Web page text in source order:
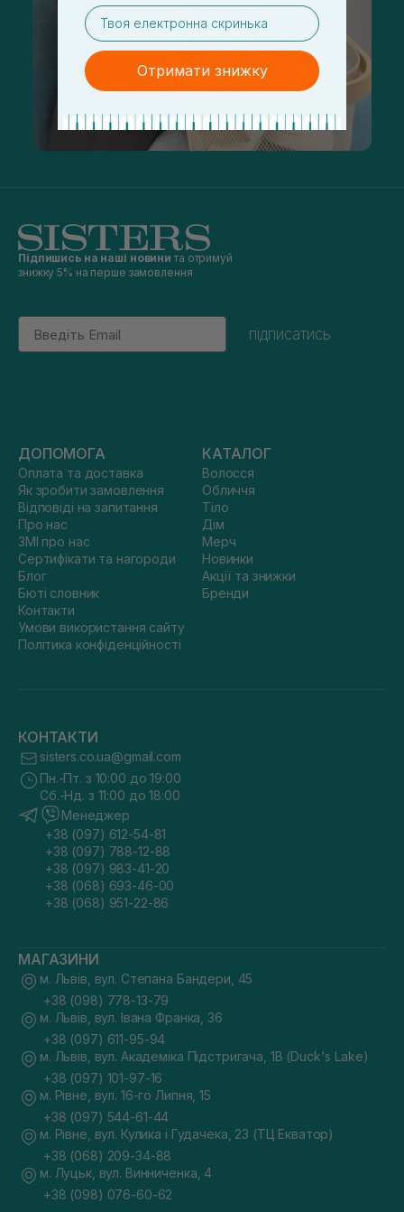
Підпишись на наші новини та отримуй
знижку 5% на перше замовлення
Email
підписатись
ДОПОМОГА
Оплата та доставка
Як зробити замовлення
Відповіді на запитання
Про нас
ЗМІ про нас
Сертифікати та нагороди
Блог
Бюті словник
Контакти
Умови використання сайту
Політика конфіденційності
КАТАЛОГ
Волосся
Обличчя
Тіло
Дім
Мерч
Новинки
Акції та знижки
Бренди
КОНТАКТИ
sisters.co.ua@gmail.com
Пн.-Пт. з 10:00 до 19:00
Сб.-Нд. з 11:00 до 18:00
Менеджер
+38 (097) 612-54-81
+38 (097) 788-12-88
+38 (097) 983-41-20
+38 (068) 693-46-00
+38 (068) 951-22-86
МАГАЗИНИ
м. Львів, вул. Степана Бандери, 45
+38 (098) 778-13-79
м. Львів, вул. Івана Франка, 36
+38 (097) 611-95-94
м. Львів, вул. Академіка Підстригача, 1В (Duck's Lake)
+38 (097) 101-97-16
м. Рівне, вул. 16-го Липня, 15
+38 (097) 544-61-44
м. Рівне, вул. Кулика і Гудачека, 23 (ТЦ Екватор)
+38 (068) 209-34-88
м. Луцьк, вул. Винниченка, 4
+38 (098) 076-60-62
email
Отримати знижку